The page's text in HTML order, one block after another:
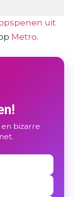
uit
Metro.
bizarre